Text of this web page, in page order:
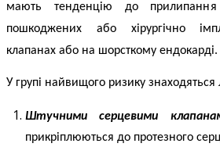
мають тенденцію до
пошкоджених або хірургічно
клапанах або на шорсткому ендокарді.
У групі найвищого ризику
Штучними серцевими
прикріплюються до протезного